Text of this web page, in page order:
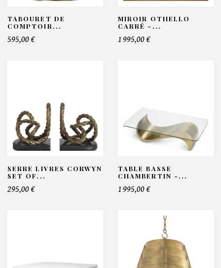
TABOURET DE
COMPTOIR...
595,00 €
MIROIR OTHELLO
CARRÉ -...
1 995,00 €
SERRE LIVRES CORWYN
SET OF...
295,00 €
TABLE BASSE
CHAMBERTIN -...
1 995,00 €